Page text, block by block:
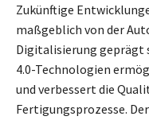
Zukünftige
maßgeblich von der
Digitalisierung geprägt
4.0-Technologien
und verbessert die
Fertigungsprozesse.